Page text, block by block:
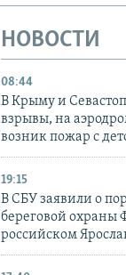
НОВОСТИ
08:44
В Крыму и
взрывы, на
возник пожар с
19:15
В СБУ заявили о
береговой охраны
российском